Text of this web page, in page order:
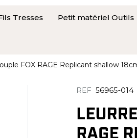
Tresses Petit matériel Outils
FOX RAGE Replicant shallow
REF 56965-014